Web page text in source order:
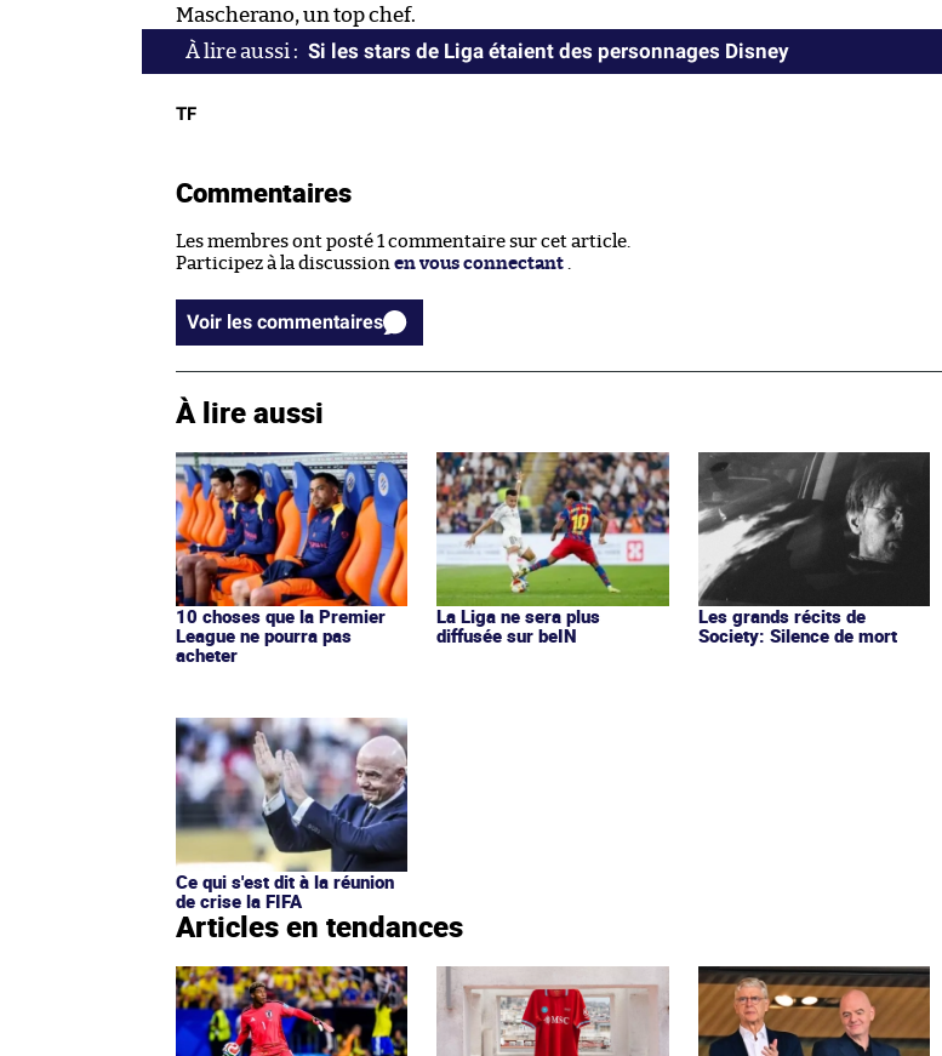
Mascherano, un top chef.
Si les stars de Liga étaient des personnages Disney
TF
Commentaires
Les membres ont posté 1 commentaire sur cet article.
Participez à la discussion en vous connectant .
Voir les commentaires
À lire aussi
10 choses que la Premier
League ne pourra pas
acheter
La Liga ne sera plus
diffusée sur beIN
Les grands récits de
Society: Silence de mort
Ce qui s'est dit à la réunion
de crise la FIFA
Articles en tendances